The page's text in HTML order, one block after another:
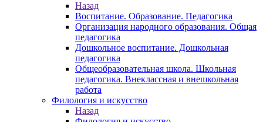
Назад
Воспитание. Образование. Педагогика
Организация народного образования. Общая
педагогика
Дошкольное воспитание. Дошкольная
педагогика
Общеобразовательная школа. Школьная
педагогика. Внеклассная и внешкольная
работа
Филология и искусство
Назад